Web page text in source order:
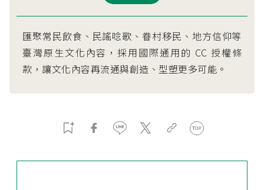
匯聚常民飲食、民謠唸歌、眷村移民、地方信仰等
臺灣原生文化內容，採用國際通用的 CC 授權條
款，讓文化內容再流通與創造、型塑更多可能。